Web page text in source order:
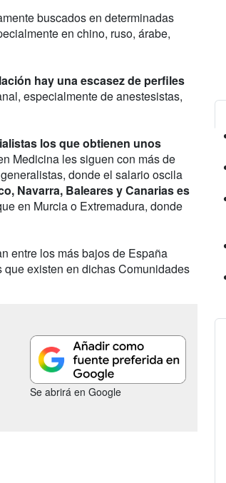
buscados en determinadas
en chino, ruso, árabe,
hay una escasez de perfiles
especialmente de anestesistas,
los que obtienen unos
Medicina les siguen con más de
donde el salario oscila
Navarra, Baleares y Canarias es
en Murcia o Extremadura, donde
entre los más bajos de España
existen en dichas Comunidades
Se abrirá en Google